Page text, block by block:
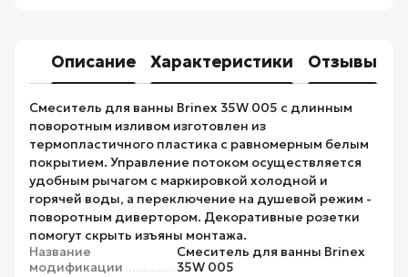
Описание Характеристики Отзывы
Смеситель для ванны Brinex 35W 005 с длинным
поворотным изливом изготовлен из
термопластичного пластика с равномерным белым
покрытием. Управление потоком осуществляется
удобным рычагом с маркировкой холодной и
горячей воды, а переключение на душевой режим -
поворотным дивертором. Декоративные розетки
помогут скрыть изъяны монтажа.
Название
модификации
Смеситель для ванны Brinex
35W 005